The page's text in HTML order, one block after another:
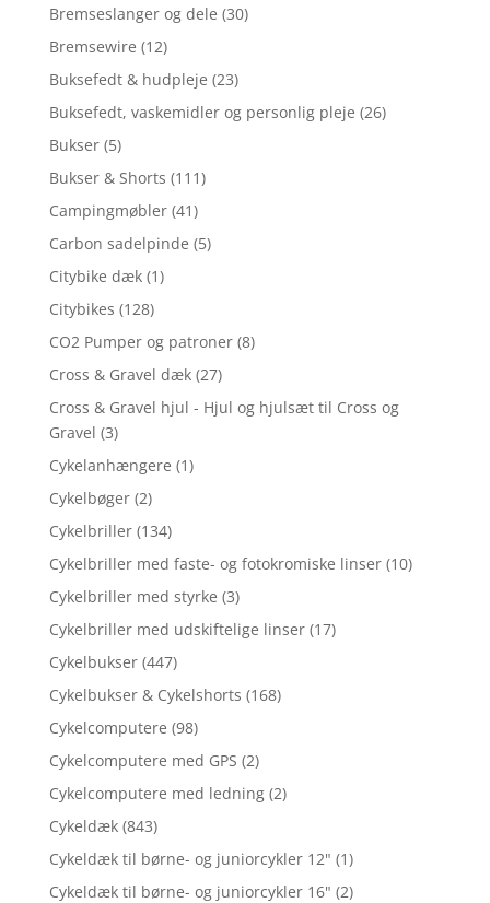
Bremseslanger og dele (30)
Bremsewire (12)
Buksefedt & hudpleje (23)
Buksefedt, vaskemidler og personlig pleje (26)
Bukser (5)
Bukser & Shorts (111)
Campingmøbler (41)
Carbon sadelpinde (5)
Citybike dæk (1)
Citybikes (128)
CO2 Pumper og patroner (8)
Cross & Gravel dæk (27)
Cross & Gravel hjul - Hjul og hjulsæt til Cross og
Gravel (3)
Cykelanhængere (1)
Cykelbøger (2)
Cykelbriller (134)
Cykelbriller med faste- og fotokromiske linser (10)
Cykelbriller med styrke (3)
Cykelbriller med udskiftelige linser (17)
Cykelbukser (447)
Cykelbukser & Cykelshorts (168)
Cykelcomputere (98)
Cykelcomputere med GPS (2)
Cykelcomputere med ledning (2)
Cykeldæk (843)
Cykeldæk til børne- og juniorcykler 12" (1)
Cykeldæk til børne- og juniorcykler 16" (2)